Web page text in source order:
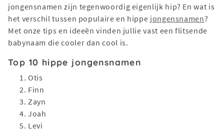
jongensnamen zijn tegenwoordig eigenlijk hip? En wat is
het verschil tussen populaire en hippe jongensnamen?
Met onze tips en ideeën vinden jullie vast een flitsende
babynaam die cooler dan cool is.
Top 10 hippe jongensnamen
Otis
Finn
Zayn
Joah
Levi